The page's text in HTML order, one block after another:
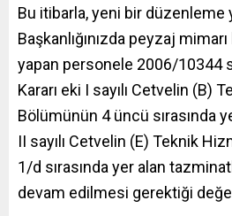
Bu itibarla, yeni bir düzenleme
Başkanlığınızda peyzaj
yapan personele 2006/10344
Kararı eki I sayılı Cetvelin (B)
Bölümünün 4 üncü sırasında
II sayılı Cetvelin (E) Teknik
1/d sırasında yer alan
devam edilmesi gerektiği